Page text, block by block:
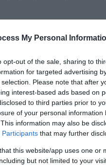
My Personal
opt-out of the sale, sharing to
for targeted advertising
Please note that after
interest-based ads based on
to third parties prior to
of your personal information
information may also be
Participants that may further
this website/app uses one
but not limited to your